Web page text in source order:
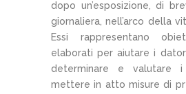
dopo un’esposizione, di
giornaliera, nell’arco della
Essi rappresentano
elaborati per aiutare i
determinare e valutare
mettere in atto misure di